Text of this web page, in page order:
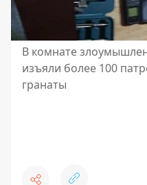
В комнате
изъяли более 100
гранаты